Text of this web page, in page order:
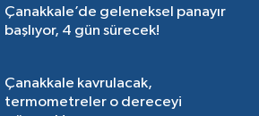
Çanakkale’de geleneksel panayır
başlıyor, 4 gün sürecek!
Çanakkale kavrulacak,
termometreler o dereceyi